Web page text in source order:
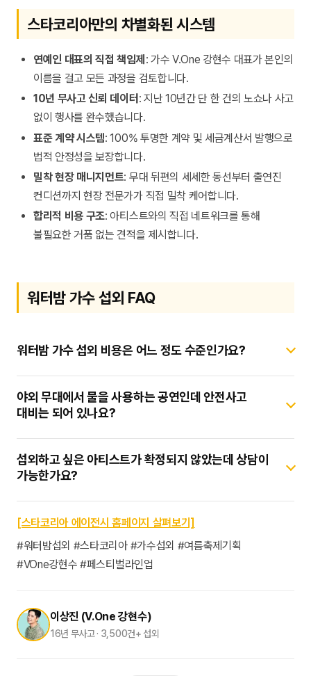
스타코리아만의 차별화된 시스템
연예인 대표의 직접 책임제 : 가수 V.One 강현수 대표가 본인의
이름을 걸고 모든 과정을 검토합니다.
10년 무사고 신뢰 데이터 : 지난 10년간 단 한 건의 노쇼나 사고
없이 행사를 완수했습니다.
표준 계약 시스템: 100% 투명한 계약 및 세금계산서 발행으로
법적 안정성을 보장합니다.
밀착 현장 매니지먼트: 무대 뒤편의 세세한 동선부터 출연진
컨디션까지 현장 전문가가 직접 밀착 케어합니다.
합리적 비용 구조: 아티스트와의 직접 네트워크를 통해
불필요한 거품 없는 견적을 제시합니다.
워터밤 가수 섭외 FAQ
워터밤 가수 섭외 비용은 어느 정도 수준인가요?
비용은 아티스트의 현재 인지도와 행사의 규모, 지역에 따라
상이합니다. 스타코리아는 대표가 직접 조율하여 예산 내에서
최상의 라인업을 구성할 수 있는 합리적인 견적을 제공해
야외 무대에서 물을 사용하는 공연인데 안전사고
대비는 되어 있나요?
네, 스타코리아는 현장 안전 관리를 최우선으로 합니다. 미끄럼
방지 처리와 음향 장비의 완전 방수 체크, 비상 상황 대비
프로토콜을 현장 매니저가 상시 점검하여 사고를 미연에
섭외하고 싶은 아티스트가 확정되지 않았는데 상담이
가능한가요?
물론입니다. 행사의 목적과 예산을 말씀해 주시면, 그에 가장
적합한 아티스트 리스트와 무대 구성안을 제안해 드립니다.
전문가의 데이터베이스를 기반으로 한 맞춤형 추천 서비스를
이용해 보세요.
[스타코리아 에이전시 홈페이지 살펴보기]
#워터밤섭외 #스타코리아 #가수섭외 #여름축제기획
#VOne강현수 #페스티벌라인업
이상진 (V.One 강현수)
16년 무사고 · 3,500건+ 섭외